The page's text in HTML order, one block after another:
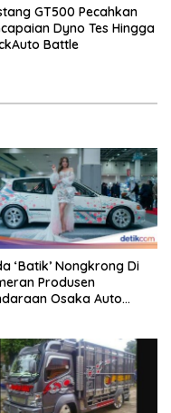
GT500 Pecahkan
Dyno Tes Hingga
Battle
‘Batik’ Nongkrong Di
Produsen
Osaka Auto